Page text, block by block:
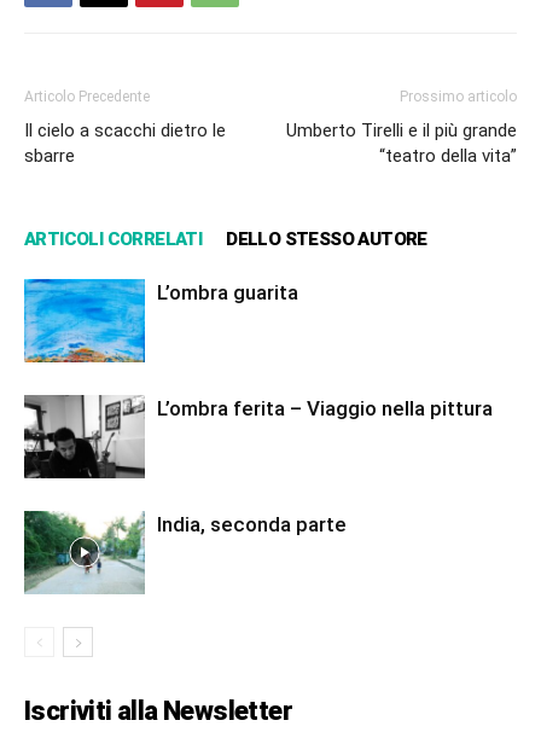
Articolo Precedente
Il cielo a scacchi dietro le
sbarre
Prossimo articolo
Umberto Tirelli e il più grande
“teatro della vita”
ARTICOLI CORRELATI DELLO STESSO AUTORE
L’ombra guarita
L’ombra ferita – Viaggio nella pittura
India, seconda parte
Iscriviti alla Newsletter